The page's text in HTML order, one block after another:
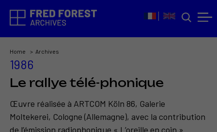
Home Archives
1986
Le rallye télé-phonique
Œuvre réalisée à ARTCOM Köln 86, Galerie
Moltekerei, Cologne (Allemagne), avec la contribution
de l’émission radiophonique « L’oreille en coin »